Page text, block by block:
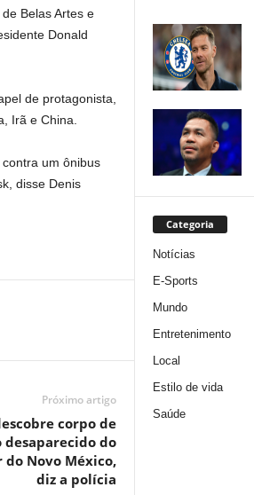
Belas Artes e
Donald
de protagonista,
Irã e China.
um ônibus
disse Denis
Próximo artigo
corpo de
do
Novo México,
diz a polícia
Categoria
Notícias
E-Sports
Mundo
Entretenimento
Local
Estilo de vida
Saúde